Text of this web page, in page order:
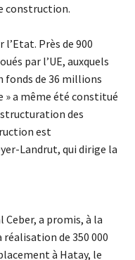
construction.
Près de 900
par l’UE, auxquels
fonds de 36 millions
» a même été constitué
des
est
Landrut, qui dirige la
Ceber, a promis, à la
de 350 000
à Hatay, le